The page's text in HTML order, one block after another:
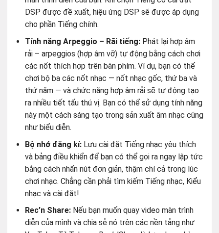
các nốt thích hợp trên bàn phím. Ví dụ, bạn có thể
chơi bộ ba các nốt nhạc — nốt nhạc gốc, thứ ba và
thứ năm — và chức năng hợp âm rải sẽ tự động tạo
ra nhiều tiết tấu thú vị. Bạn có thể sử dụng tính năng
này một cách sáng tạo trong sản xuất âm nhạc cũng
như biểu diễn.
Bộ nhớ đăng kí:Lưu cài đặt Tiếng nhạc yêu thích
và bảng điều khiển để bạn có thể gọi ra ngay lập tức
bằng cách nhấn nút đơn giản, thậm chí cả trong lúc
chơi nhạc. Chẳng cần phải tìm kiếm Tiếng nhạc, Kiểu
nhạc và cài đặt!
Rec’n Share:Nếu bạn muốn quay video màn trình
diễn của mình và chia sẻ nó trên các nền tảng như
YouTube, TikTok, v.v., Rec’n’Share là lựa chọn phù
hợp. Kết nối PSR-EW320 với thiết bị thông minh của
bạn và ghi cả video và âm thanh cùng lúc để hoàn
thành video của bạn.
Giao diện/Ghi âm thanh qua USB:Kết nối PSR-